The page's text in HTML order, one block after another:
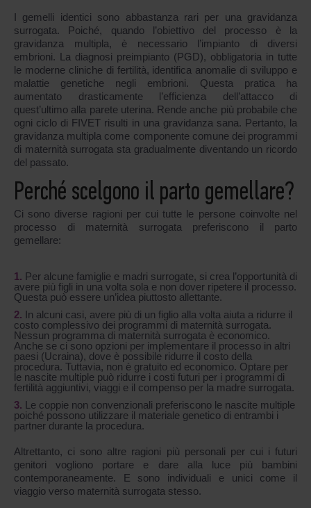
I gemelli identici sono abbastanza rari per una gravidanza
surrogata. Poiché, quando l’obiettivo del processo è la
gravidanza multipla, è necessario l’impianto di diversi
embrioni. La diagnosi preimpianto (PGD), obbligatoria in tutte
le moderne cliniche di fertilità, identifica anomalie di sviluppo e
malattie genetiche negli embrioni. Questa pratica ha
aumentato drasticamente l’efficienza dell’attacco di
quest’ultimo alla parete uterina. Rende anche più probabile che
ogni ciclo di FIVET risulti in una gravidanza sana. Pertanto, la
gravidanza multipla come componente comune dei programmi
di maternità surrogata sta gradualmente diventando un ricordo
del passato.
Perché scelgono il parto gemellare?
Ci sono diverse ragioni per cui tutte le persone coinvolte nel
processo di maternità surrogata preferiscono il parto
gemellare:
Per alcune famiglie e madri surrogate, si crea l’opportunità di
avere più figli in una volta sola e non dover ripetere il processo.
Questa può essere un’idea piuttosto allettante.
In alcuni casi, avere più di un figlio alla volta aiuta a ridurre il
costo complessivo dei programmi di maternità surrogata.
Nessun programma di maternità surrogata è economico.
Anche se ci sono opzioni per implementare il processo in altri
paesi (Ucraina), dove è possibile ridurre il costo della
procedura. Tuttavia, non è gratuito ed economico. Optare per
le nascite multiple può ridurre i costi futuri per i programmi di
fertilità aggiuntivi, viaggi e il compenso per la madre surrogata.
Le coppie non convenzionali preferiscono le nascite multiple
poiché possono utilizzare il materiale genetico di entrambi i
partner durante la procedura.
Altrettanto, ci sono altre ragioni più personali per cui i futuri
genitori vogliono portare e dare alla luce più bambini
contemporaneamente. E sono individuali e unici come il
viaggio verso maternità surrogata stesso.